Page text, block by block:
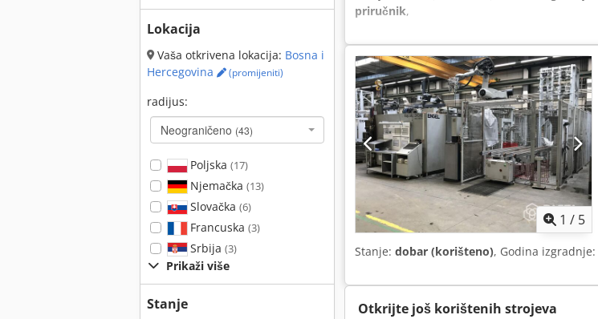
Lokacija
Vaša otkrivena lokacija: Bosna i
Hercegovina
(promijeniti)
radijus:
Neograničeno (43)
Poljska (17)
Njemačka (13)
Slovačka (6)
Francuska (3)
Srbija (3)
Prikaži više
Stanje
priručnik,
1 / 5
Stanje: dobar (korišteno), Godina izgradnje:
Otkrijte još korištenih strojeva